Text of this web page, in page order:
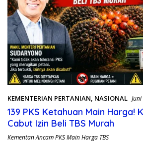
KEMENTERIAN PERTANIAN, NASIONAL
139 PKS Ketahuan Main Harga!
Cabut Izin Beli TBS Murah
Kementan Ancam PKS Main Harga TBS